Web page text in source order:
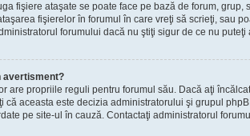
fişiere ataşate se poate face pe bază de forum, grup,
fişierelor în forumul în care vreţi să scrieţi, sau
forumului dacă nu ştiţi sigur de ce nu
avertisment?
are propriile reguli pentru forumul său. Dacă aţi
că aceasta este decizia administratorului şi grupul
pe site-ul în cauză. Contactaţi administratorul